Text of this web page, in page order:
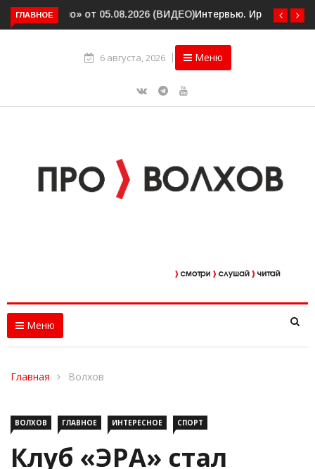
ГЛАВНОЕ
Интервью. Ирина Афанасьева о социальном контракте
6 августа, 2026
ВОЛХОВ ГЛАВНОЕ ИНТЕРЕСНОЕ СПОРТ